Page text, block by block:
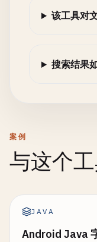
该工具对
搜索结果
案例
与这个
JAVA
Android Java